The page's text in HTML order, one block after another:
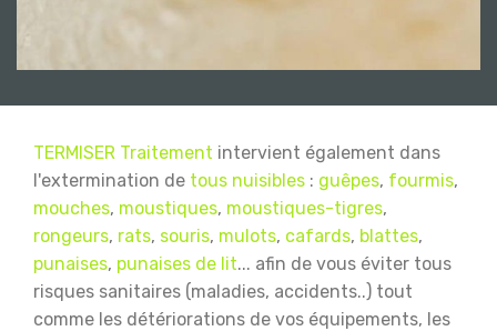
TERMISER Traitement intervient également dans
l'extermination de tous nuisibles : guêpes, fourmis,
mouches, moustiques, moustiques-tigres,
rongeurs, rats, souris, mulots, cafards, blattes,
punaises, punaises de lit... afin de vous éviter tous
risques sanitaires (maladies, accidents..) tout
comme les détériorations de vos équipements, les